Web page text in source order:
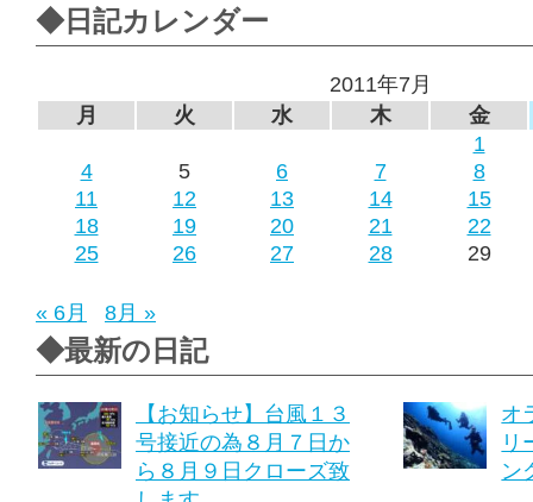
◆日記カレンダー
2011年7月
月
火 水 木
金
1
4
5 6 7
8
11
12 13 14
15
18
19 20 21
22
25
26 27 28 29
« 6月 8月 »
◆最新の日記
【お知らせ】台風１３
号接近の為８月７日か
ら８月９日クローズ致
オ
リ
ン